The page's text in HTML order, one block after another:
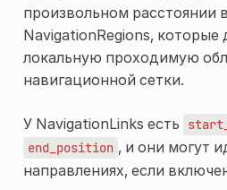
произвольном расстоянии
NavigationRegions, которые
локальную проходимую
навигационной сетки.
У NavigationLinks есть
end_position , и они могут
направлениях, если